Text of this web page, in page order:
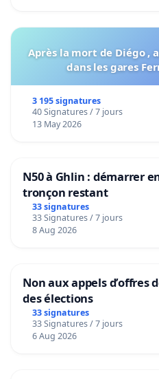
Après la mort de Diégo ,
dans les gares
3 195 signatures
40 Signatures / 7 jours
13 May 2026
N50 à Ghlin : démarrer
tronçon restant
33 signatures
33 Signatures / 7 jours
8 Aug 2026
Non aux appels d’offres
des élections
33 signatures
33 Signatures / 7 jours
6 Aug 2026